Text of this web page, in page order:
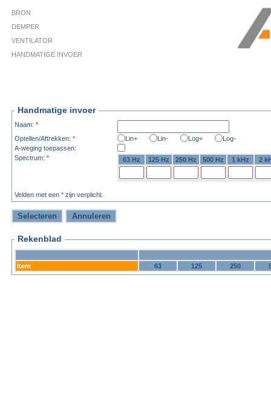
BRON
DEMPER
VENTILATOR
HANDMATIGE INVOER
Handmatige invoer
Naam: *
Optellen/Aftrekken: * Lin+ Lin- Log+
Log-
A-weging toepassen:
Spectrum: * 63 Hz 125 Hz 250 Hz 500 Hz 1 kHz 2
Velden met een * zijn verplicht.
Rekenblad
Item 63 125 250